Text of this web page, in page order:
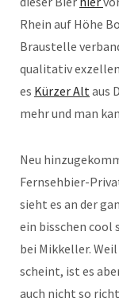
Rhein auf Höhe
Braustelle
qualitativ
es Kürzer Alt aus
mehr und man
Neu
Fernsehbier-
sieht es an der
ein bisschen cool
bei Mikkeller.
scheint, ist es
auch nicht so